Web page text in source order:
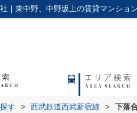
す > 西武鉄道西武新宿線 > 下落